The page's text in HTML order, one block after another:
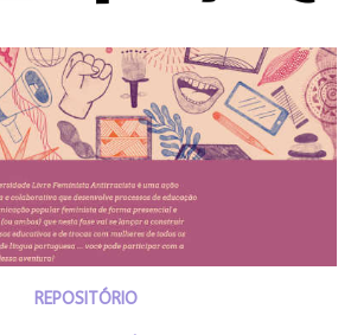
REPOSITÓRIO